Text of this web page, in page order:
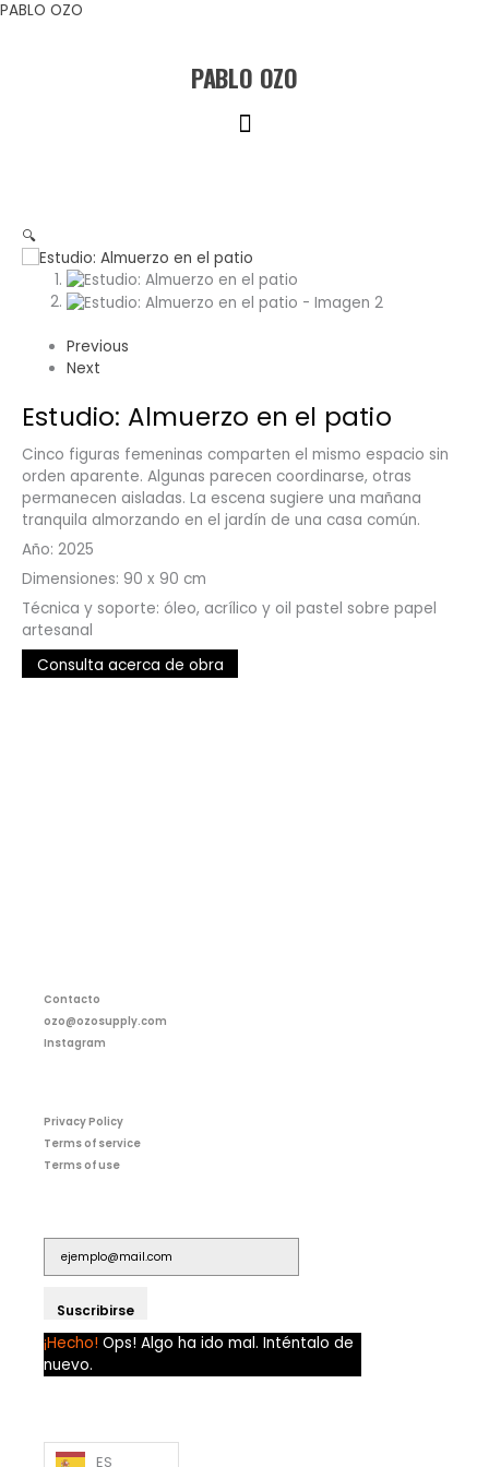
Ir
PABLO OZO
PABLO OZO
Menú
🔍
Previous
Next
Estudio: Almuerzo en el patio
Cinco figuras femeninas comparten el mismo espacio sin
orden aparente. Algunas parecen coordinarse, otras
permanecen aisladas. La escena sugiere una mañana
tranquila almorzando en el jardín de una casa común.
Año: 2025
Dimensiones: 90 x 90 cm
Técnica y soporte: óleo, acrílico y oil pastel sobre papel
artesanal
Consulta acerca de obra
Contacto
ozo@ozosupply.com
Instagram
Privacy Policy
Terms of service
Terms of use
Suscribirse
¡Hecho! Ops! Algo ha ido mal. Inténtalo de
nuevo.
ES